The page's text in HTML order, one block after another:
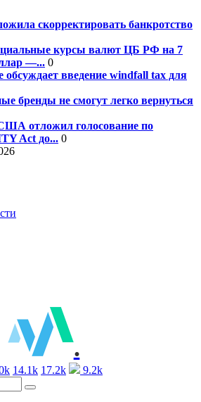
скорректировать банкротство
курсы валют ЦБ РФ на 7
—... 0
введение windfall tax для
бренды не смогут легко вернуться
отложил голосование по
Act до... 0
.
14.1k 17.2k 9.2k